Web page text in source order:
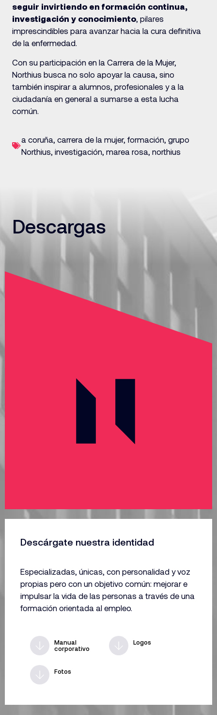
seguir invirtiendo en formación continua,
investigación y conocimiento, pilares
imprescindibles para avanzar hacia la cura definitiva
de la enfermedad.
Con su participación en la Carrera de la Mujer,
Northius busca no solo apoyar la causa, sino
también inspirar a alumnos, profesionales y a la
ciudadanía en general a sumarse a esta lucha
común.
a coruña carrera de la mujer, formación grupo
Northius investigación marea rosa northius
Descargas
Descárgate nuestra identidad
Especializadas, únicas, con personalidad y voz
propias pero con un objetivo común: mejorar e
impulsar la vida de las personas a través de una
formación orientada al empleo.
Manual
corporativo
Logos
Fotos